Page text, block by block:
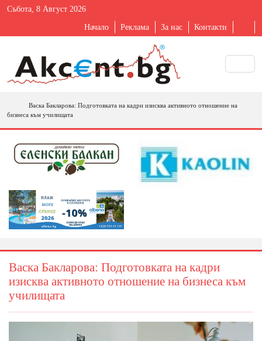
Събота, 8 Август 2026
Начало Реклама За нас Контакти
Васка Бакларова: Подготовката на кадри изисква активното отношение на
бизнеса към училищата
Васка Бакларова: Подготовката на кадри
изисква активното отношение на бизнеса към
училищата